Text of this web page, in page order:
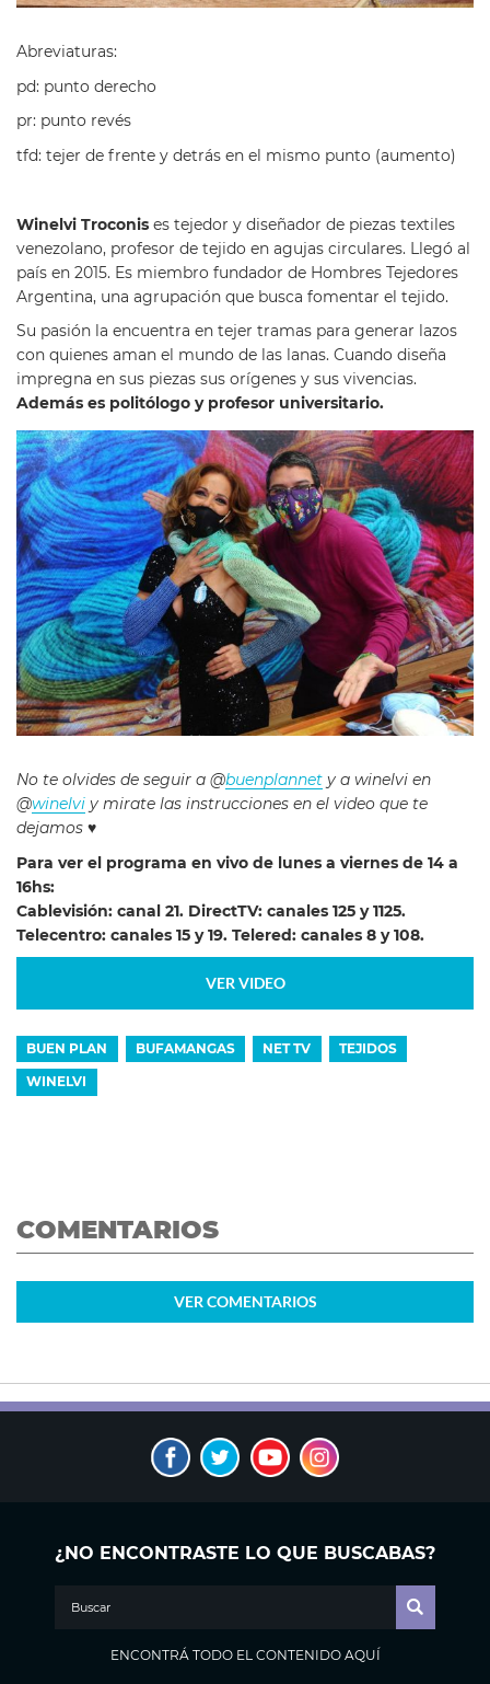
Abreviaturas:
pd: punto derecho
pr: punto revés
tfd: tejer de frente y detrás en el mismo punto (aumento)
Winelvi Troconis es tejedor y diseñador de piezas textiles
venezolano, profesor de tejido en agujas circulares. Llegó al
país en 2015. Es miembro fundador de Hombres Tejedores
Argentina, una agrupación que busca fomentar el tejido.
Su pasión la encuentra en tejer tramas para generar lazos
con quienes aman el mundo de las lanas. Cuando diseña
impregna en sus piezas sus orígenes y sus vivencias.
Además es politólogo y profesor universitario.
No te olvides de seguir a @buenplannet y a winelvi en
@winelvi y mirate las instrucciones en el video que te
dejamos ♥
Para ver el programa en vivo de lunes a viernes de 14 a
16hs:
Cablevisión: canal 21. DirectTV: canales 125 y 1125.
Telecentro: canales 15 y 19. Telered: canales 8 y 108.
VER VIDEO
BUEN PLAN BUFAMANGAS NET TV TEJIDOS
WINELVI
COMENTARIOS
VER COMENTARIOS
¿NO ENCONTRASTE LO QUE BUSCABAS?
ENCONTRÁ TODO EL CONTENIDO AQUÍ